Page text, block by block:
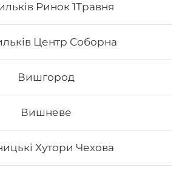
Ринок 1Травня
Центр Соборна
Вишгород
Вишневе
Хутори Чехова
норі, рис, лосось, огірок, авокадо,